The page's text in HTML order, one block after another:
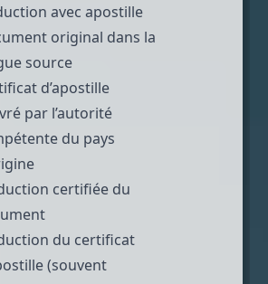
avec apostille
original dans la
source
d’apostille
par l’autorité
du pays
certifiée du
du certificat
(souvent